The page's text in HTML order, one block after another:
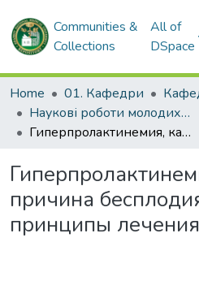
Communities &
Collections
All of
DSpace
Home 01. Кафедри
Наукові роботи молодих дослідників. Кафедра фармакології та медичної рецептури
Гиперпролактинемия, как причина бесплодия у женщин, принципы лечения
причина
принципы лечения